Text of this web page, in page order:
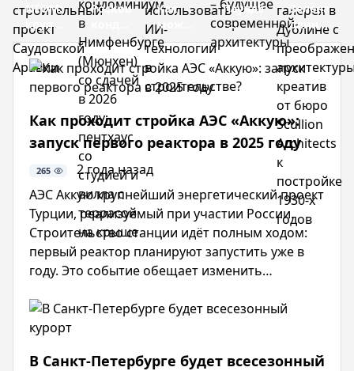
NEOM:
крупнейший
строительный
проект
Саудовской
Аравии
Роскошный
кондоминиум
в
Нимфенбурге
(Мюнхен)
со
сдачей
в 2026
году:
пентхаус
со
студией
и
вилла
с
террасой
на
крыше
Как
можно
использовать
ИИ-
технологии
в
Паундбери
–
будущее
современной
архитектуры
Зеленая
длинная
галерея
в
Дублине
с
креатив
от
Scullion
Architects
к
постройке
1930-х
годов
Как проходит стройка АЭС «Аккую»:
запуск первого реактора в 2025 году
265
2 года назад
АЭС Аккую крупнейший энергетический проект
Турции, реализуемый при участии России.
Строительство станции идёт полным ходом:
первый реактор планируют запустить уже в
году. Это событие обещает изменить
зависимость от импортного топлива.
Расскажем последние новости этого проекта.
В Санкт-Петербурге будет всесезонный